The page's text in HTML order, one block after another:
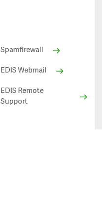
Spamfirewall
EDIS Webmail
EDIS Remote
Support